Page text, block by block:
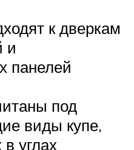
к дверкам
и
панелей
под
виды купе,
углах